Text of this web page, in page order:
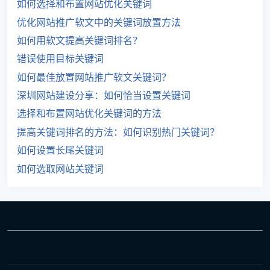
如何选择和布置网站优化关键词
优化网站推广软文中的关键词放置方法
如何用软文提高关键词排名？
错误使用目标关键词
如何最佳放置网站推广软文关键词？
深圳网站建设分享：如何恰当设置关键词
选择和布置网站优化关键词的方法
提高关键词排名的方法：如何识别热门关键词？
如何设置长尾关键词
如何选取网站关键词